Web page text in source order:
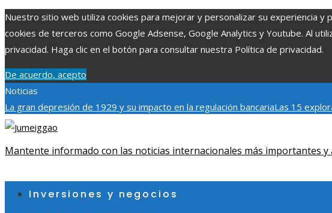
Nuestro sitio web utiliza cookies para mejorar y personalizar su experiencia
cookies de terceros como Google Adsense, Google Analytics y Youtube. Al
privacidad. Haga clic en el botón para consultar nuestra Política de privacidad.
De acuerdo, acepto
Noticias
La gran depresión de 1929 y su impacto en la regulación bancariaLas 15
individuales más grandes y su impacto en la ciencia y tecnología
jueves, agosto 6
Mantente informado con las noticias internacionales más importantes y
Inversiones y negocios